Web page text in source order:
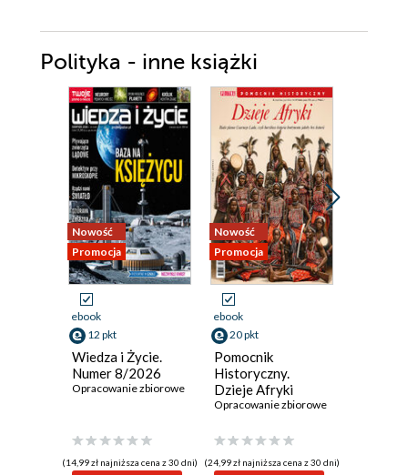
Polityka - inne książki
Nowość
Promocja
ebook
12 pkt
Wiedza i Życie.
Numer 8/2026
Opracowanie zbiorowe
(14,99 zł najniższa cena z 30 dni)
Nowość
Promocja
ebook
20 pkt
Pomocnik
Historyczny.
Dzieje Afryki
Opracowanie zbiorowe
(24,99 zł najniższa cena z 30 dni)